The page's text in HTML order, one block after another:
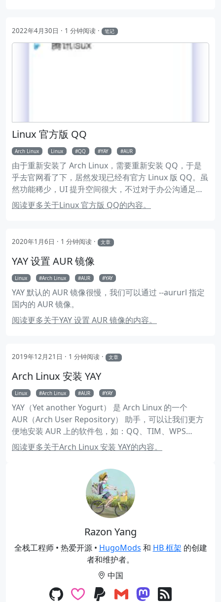
2022年4月30日 1 分钟阅读 笔记
Linux 官方版 QQ
Arch Linux Linux QQ YAY AUR
由于重新安装了 Arch Linux，需要重新安装 QQ，于是
乎去官网看了下，居然发现已经有官方 Linux 版 QQ。虽
然功能稀少，UI 提升空间很大，不过对于办公沟通足
矣。而且依赖少，不需要 wine，总体来说还是不错的。
阅读更多关于Linux 官方版 QQ的内容。
2020年1月6日 1 分钟阅读 文章
YAY 设置 AUR 镜像
Linux Arch Linux AUR YAY
YAY 默认的 AUR 镜像很慢，我们可以通过 --aururl 指定
国内的 AUR 镜像。
阅读更多关于YAY 设置 AUR 镜像的内容。
2019年12月21日 1 分钟阅读 文章
Arch Linux 安装 YAY
Linux Arch Linux AUR YAY
YAY（Yet another Yogurt） 是 Arch Linux 的一个
AUR（Arch User Repository） 助手，可以让我们更方
便地安装 AUR 上的软件包，如：QQ、TIM、WPS
OFFICE 等等。下面介绍 YAY 的安装和使用。
阅读更多关于Arch Linux 安装 YAY的内容。
Razon Yang
全栈工程师 • 热爱开源 • HugoMods 和 HB 框架 的创建
者和维护者。
中国